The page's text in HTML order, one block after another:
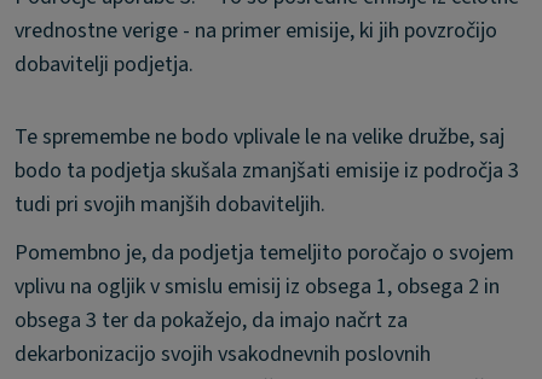
vrednostne verige - na primer emisije, ki jih povzročijo
dobavitelji podjetja.
Te spremembe ne bodo vplivale le na velike družbe, saj
bodo ta podjetja skušala zmanjšati emisije iz področja 3
tudi pri svojih manjših dobaviteljih.
Pomembno je, da podjetja temeljito poročajo o svojem
vplivu na ogljik v smislu emisij iz obsega 1, obsega 2 in
obsega 3 ter da pokažejo, da imajo načrt za
dekarbonizacijo svojih vsakodnevnih poslovnih